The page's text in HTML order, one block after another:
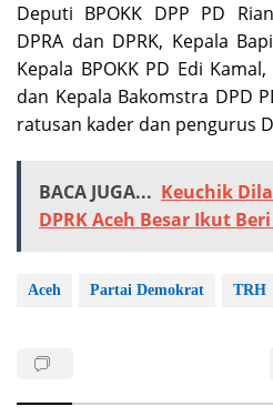
Deputi BPOKK DPP PD
DPRA dan DPRK, Kepala
Kepala BPOKK PD Edi
dan Kepala Bakomstra DPD
ratusan kader dan pengurus
BACA JUGA... Keuchik
DPRK Aceh Besar Ikut
Aceh Partai Demokrat TRH